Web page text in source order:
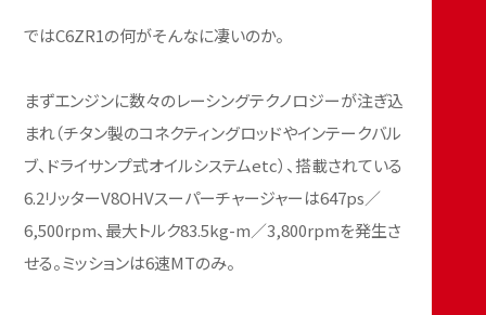
ではC6ZR1の何がそんなに凄いのか。
まずエンジンに数々のレーシングテクノロジーが注ぎ込
まれ（チタン製のコネクティングロッドやインテークバル
ブ、ドライサンプ式オイルシステムetc）、搭載されている
6.2リッターV8OHVスーパーチャージャーは647ps／
6,500rpm、最大トルク83.5kg-m／3,800rpmを発生さ
せる。ミッションは6速MTのみ。